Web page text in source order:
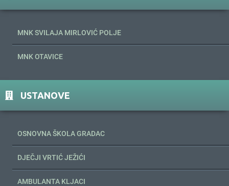
MNK SVILAJA MIRLOVIĆ POLJE
MNK OTAVICE
USTANOVE
OSNOVNA ŠKOLA GRADAC
DJEČJI VRTIĆ JEŽIĆI
AMBULANTA KLJACI